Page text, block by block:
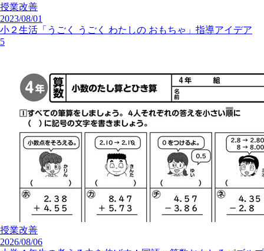
授業改善
2023/08/01
小２生活「うごく うごく わたしの おもちゃ」指導アイデア
5
授業改善
2026/08/06